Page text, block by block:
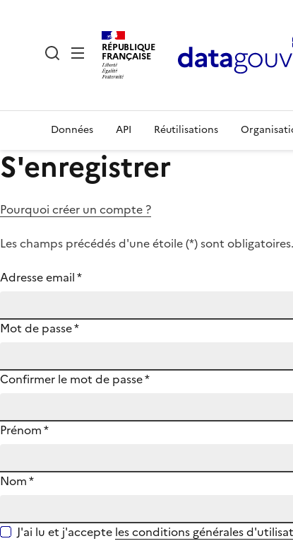
RÉPUBLIQUE
FRANÇAISE
Données API Réutilisations
S'enregistrer
Pourquoi créer un compte ?
Les champs précédés d'une étoile (*) sont obligatoires.
Adresse email*
Mot de passe*
Confirmer le mot de passe*
Prénom*
Nom*
J'ai lu et j'accepte les conditions générales